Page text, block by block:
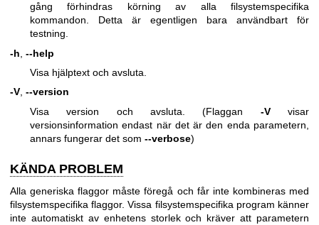
gång förhindras körning av alla filsystemspecifika
kommandon. Detta är egentligen bara användbart för
testning.
-h --help
Visa hjälptext och avsluta.
-V, --version
Visa version och avsluta. (Flaggan -Vvisar
versionsinformation endast när det är den enda parametern,
annars fungerar det som --verbose)
KÄNDA PROBLEM
Alla generiska flaggor måste föregå och får inte kombineras med
filsystemspecifika flaggor. Vissa filsystemspecifika program känner
inte automatiskt av enhetens storlek och kräver att parametern